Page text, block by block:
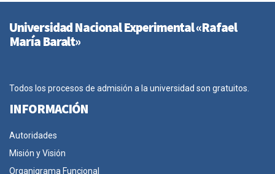
Universidad Nacional Experimental «Rafael
María Baralt»
Todos los procesos de admisión a la universidad son gratuitos.
INFORMACIÓN
Autoridades
Misión y Visión
Organigrama Funcional